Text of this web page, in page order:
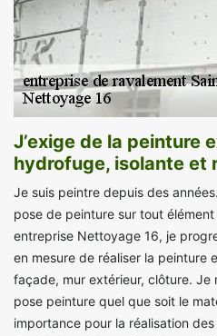
J’exige de la peinture
hydrofuge, isolante et
Je suis peintre depuis des
pose de peinture sur tout
entreprise Nettoyage 16, je
en mesure de réaliser la peinture
façade, mur extérieur, clôture. Je
pose peinture quel que soit le
importance pour la réalisation